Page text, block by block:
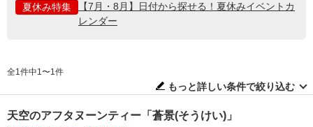
夏休み特集
【7月・8月】日付から探せる！夏休みイベントカ
レンダー
全1件中1〜1件
もっと詳しい条件で絞り込む
天空のアフタヌーンティー「蒼景(そうけい)」